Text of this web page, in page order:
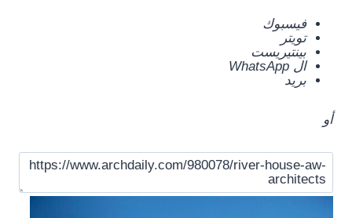
فيسبوك
تويتر
بينتيريست
ال WhatsApp
بريد
أو